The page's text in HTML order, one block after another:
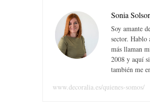
Sonia
Soy amante
sector. Hablo
más llaman
2008 y aquí
también me
www.decoralia.es/quienes-somos/